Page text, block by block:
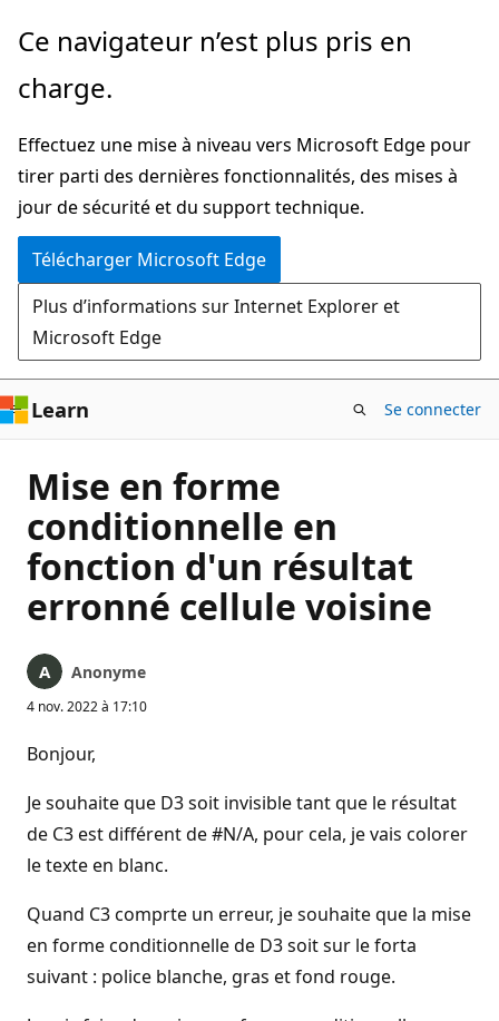
Passer
directement
au
principal
Ce navigateur n’est plus pris en
charge.
Effectuez une mise à niveau vers Microsoft Edge pour
tirer parti des dernières fonctionnalités, des mises à
jour de sécurité et du support technique.
Télécharger Microsoft Edge
Plus d’informations sur Internet Explorer et
Microsoft Edge
Learn Se connecter
Mise en forme
conditionnelle en
fonction d'un résultat
erronné cellule voisine
Anonyme
4 nov. 2022 à 17:10
Bonjour,
Je souhaite que D3 soit invisible tant que le résultat
de C3 est différent de #N/A, pour cela, je vais colorer
le texte en blanc.
Quand C3 comprte un erreur, je souhaite que la mise
en forme conditionnelle de D3 soit sur le forta
suivant : police blanche, gras et fond rouge.